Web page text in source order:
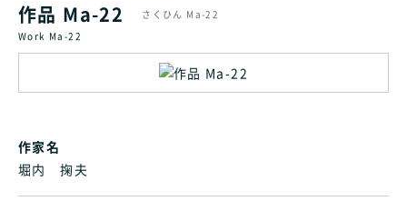
作品 Ma-22
さくひん Ma-22
Work Ma-22
作家名
堀内 掬夫